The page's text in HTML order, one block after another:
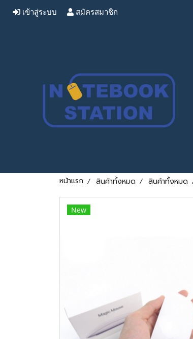
เข้าสู่ระบบ สมัครสมาชิก
หน้าแรก สินค้าทั้งหมด สินค้าทั้งหมด
New